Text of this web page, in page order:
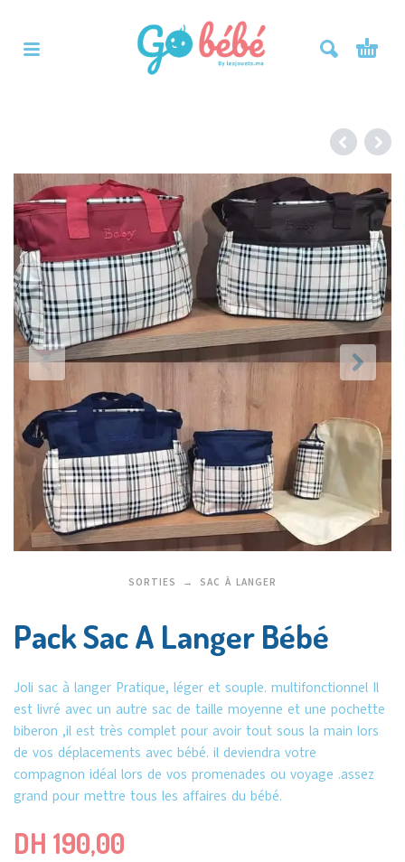
SORTIES SAC À LANGER
Pack Sac A Langer Bébé
Joli sac à langer Pratique, léger et souple. multifonctionnel Il
est livré avec un autre sac de taille moyenne et une pochette
biberon ,il est très complet pour avoir tout sous la main lors
de vos déplacements avec bébé. il deviendra votre
compagnon idéal lors de vos promenades ou voyage .assez
grand pour mettre tous les affaires du bébé.
DH 190,00